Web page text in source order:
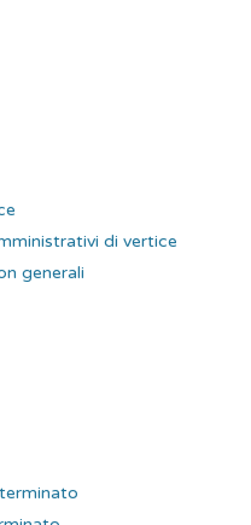
di vertice
generali